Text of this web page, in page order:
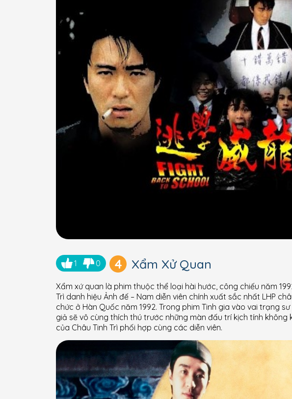
1 0 4 Xẩm Xử Quan
Xẩm xứ quan là phim thuộc thể loại hài hước, công chiếu năm
Trì danh hiệu Ảnh đế – Nam diễn viên chính xuất sắc nhất LHP
chức ở Hàn Quốc năm 1992. Trong phim Tinh gia vào vai trạng
giả sẽ vô cùng thích thú trước những màn đấu trí kịch tính không
của Châu Tinh Trì phối hợp cùng các diễn viên.